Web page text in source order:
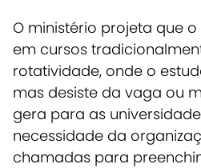
O ministério projeta que o
em cursos
rotatividade, onde o
mas desiste da vaga ou
gera para as
necessidade da
chamadas para